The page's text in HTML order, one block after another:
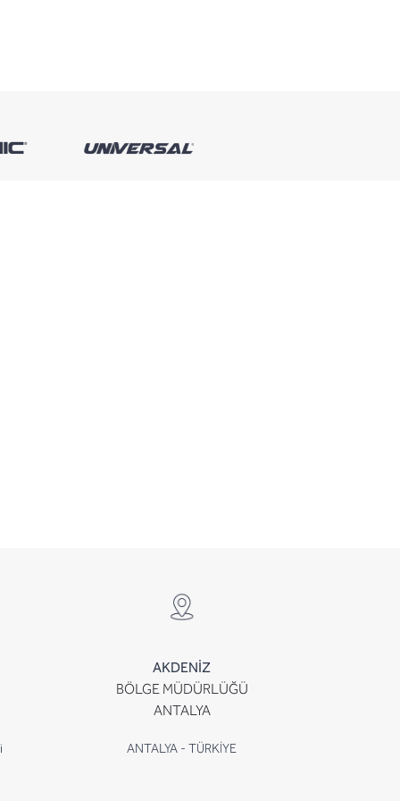
AKDENİZ
BÖLGE MÜDÜRLÜĞÜ
ANTALYA
ANTALYA - TÜRKİYE